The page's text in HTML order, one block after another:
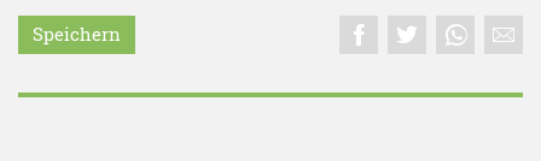
Speichern